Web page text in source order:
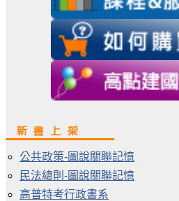
公共政策-圖說關聯記憶
民法總則-圖說關聯記憶
高普特考行政書系